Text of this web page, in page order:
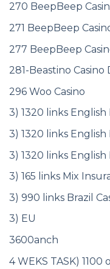
270 BeepBeep
271 BeepBeep
277 BeepBeep
281-Beastino
296 Woo Casino
3) 1320 links English
3) 1320 links English
3) 1320 links English
3) 165 links Mix
3) 990 links Brazil
3) EU
3600anch
4 WEKS TASK) 1100